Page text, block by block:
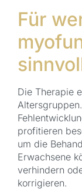
Für
Die Therapie
profitieren
um die
Erwachsene
verhindern
korrigieren.